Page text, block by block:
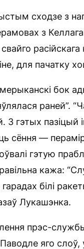
сходзе з
з
расійскага
для пачатку
бок
раней”.
З гэтых пазіцый
сёння —
гэтую
кажа:
білі
Лукашэнка.
прэс-службы
яго